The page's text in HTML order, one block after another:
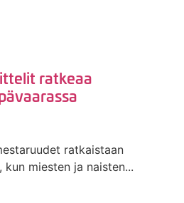
ratkeaa
ratkaistaan
kun miesten ja naisten...